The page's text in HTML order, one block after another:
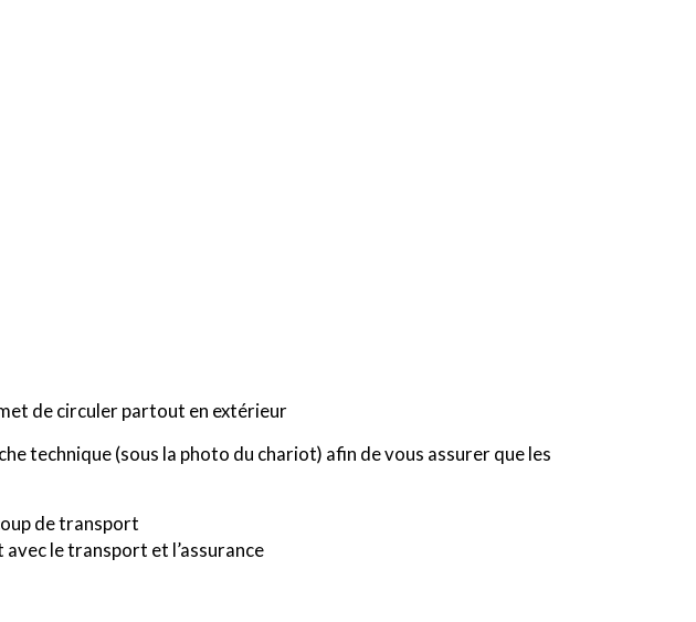
de circuler partout en extérieur
technique (sous la photo du chariot) afin de vous assurer que les
de transport
le transport et l’assurance